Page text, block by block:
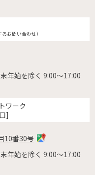
お問い合わせ）
年始を除く 9:00〜17:00
ワーク
]
10番30号
年始を除く 9:00〜17:00